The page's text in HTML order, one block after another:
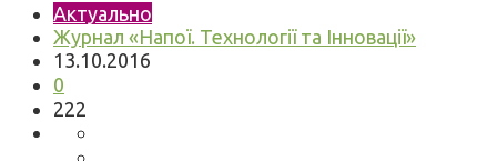
Актуально
Журнал «Напої. Технології та Інновації»
13.10.2016
0
222